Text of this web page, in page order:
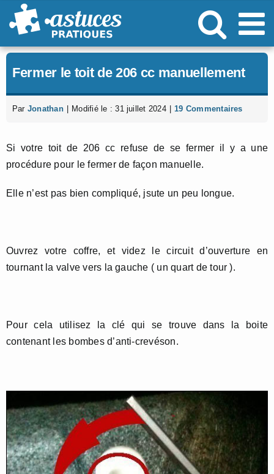
Passer
au
Fermer le toit de 206 cc manuellement
Par Jonathan Modifié le : 31 juillet 2024 19 Commentaires
Si votre toit de 206 cc refuse de se fermer il y a une
procédure pour le fermer de façon manuelle.
Elle n’est pas bien compliqué, jsute un peu longue.
Ouvrez votre coffre, et videz le circuit d’ouverture en
tournant la valve vers la gauche ( un quart de tour ).
Pour cela utilisez la clé qui se trouve dans la boite
contenant les bombes d’anti-crevéson.